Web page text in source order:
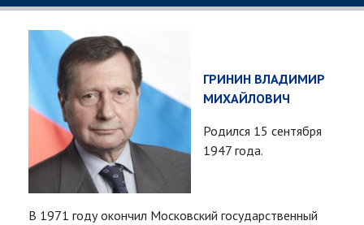
ГРИНИН ВЛАДИМИР
МИХАЙЛОВИЧ
Родился 15 сентября
1947 года.
В 1971 году окончил Московский государственный